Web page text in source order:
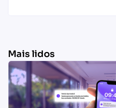
Mais lidos